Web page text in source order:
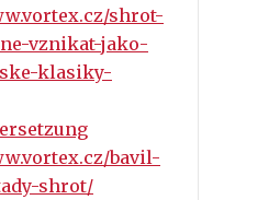
shrot-
vznikat-jako-
klasiky-
bavil-
shrot/